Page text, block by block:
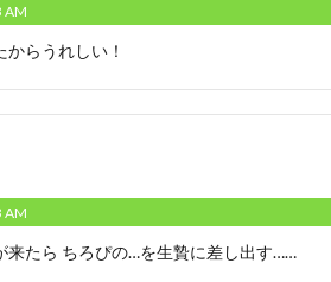
AM
らうれしい！
AM
来たら ちろぴの…を生贄に差し出す……